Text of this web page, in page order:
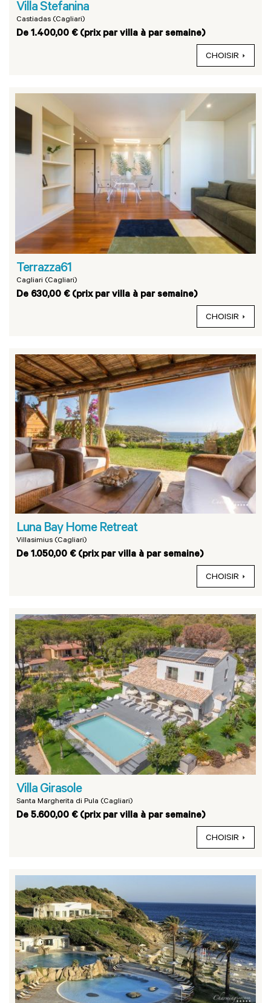
Villa Stefanina
Castiadas (Cagliari)
De 1.400,00 € (prix par villa à par semaine)
CHOISIR
Terrazza61
Cagliari (Cagliari)
De 630,00 € (prix par villa à par semaine)
CHOISIR
Luna Bay Home Retreat
Villasimius (Cagliari)
De 1.050,00 € (prix par villa à par semaine)
CHOISIR
Villa Girasole
Santa Margherita di Pula (Cagliari)
De 5.600,00 € (prix par villa à par semaine)
CHOISIR